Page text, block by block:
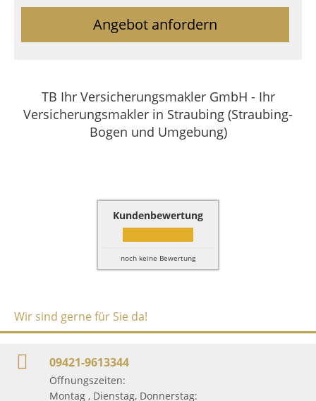
Angebot anfordern
TB Ihr Versicherungsmakler GmbH - Ihr
Versicherungsmakler in Straubing (Straubing-
Bogen und Umgebung)
Kundenbewertung
noch keine Bewertung
Wir sind gerne für Sie da!
09421-9613344
Öffnungszeiten:
Montag , Dienstag, Donnerstag: